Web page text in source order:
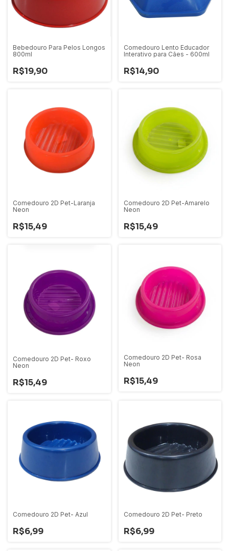
Bebedouro Para Pelos Longos
800ml
R$19,90
Comedouro Lento Educador
Interativo para Cães - 600ml
R$14,90
Comedouro 2D Pet-Laranja
Neon
R$15,49
Comedouro 2D Pet-Amarelo
Neon
R$15,49
Comedouro 2D Pet- Roxo
Neon
R$15,49
Comedouro 2D Pet- Rosa
Neon
R$15,49
Comedouro 2D Pet- Azul
R$6,99
Comedouro 2D Pet- Preto
R$6,99